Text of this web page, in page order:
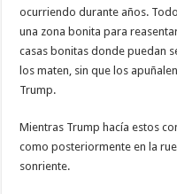
ocurriendo durante años.
una zona bonita para
casas bonitas donde puedan
los maten, sin que los
Trump.
Mientras Trump hacía estos
como posteriormente en la
sonriente.